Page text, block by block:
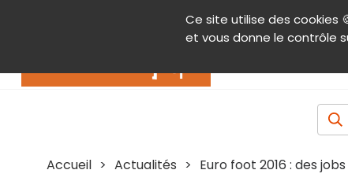
Ce site utilise des cookies
et vous donne le contrôle
Contenu Aide et accessibilité Menu
Accueil > Actualités > Euro foot 2016 : des